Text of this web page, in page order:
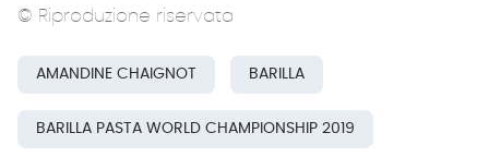
© Riproduzione riservata
AMANDINE CHAIGNOT BARILLA
BARILLA PASTA WORLD CHAMPIONSHIP 2019